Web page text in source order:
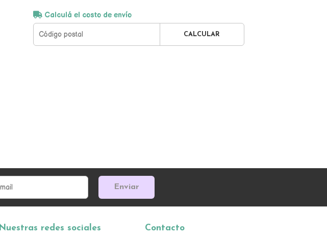
Calculá el costo de envío
CALCULAR
Enviar
Nuestras redes sociales Contacto